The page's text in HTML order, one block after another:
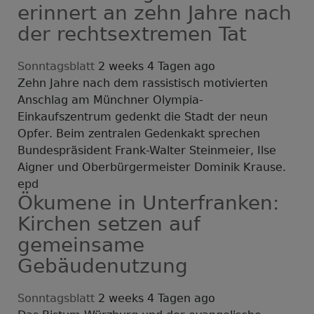
erinnert an zehn Jahre nach
der rechtsextremen Tat
Sonntagsblatt 2 weeks 4 Tagen ago
Zehn Jahre nach dem rassistisch motivierten
Anschlag am Münchner Olympia-
Einkaufszentrum gedenkt die Stadt der neun
Opfer. Beim zentralen Gedenkakt sprechen
Bundespräsident Frank-Walter Steinmeier, Ilse
Aigner und Oberbürgermeister Dominik Krause.
epd
Ökumene in Unterfranken:
Kirchen setzen auf
gemeinsame
Gebäudenutzung
Sonntagsblatt 2 weeks 4 Tagen ago